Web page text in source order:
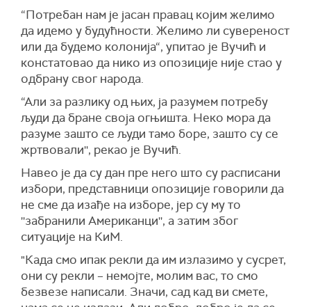
“Потребан нам је јасан правац којим желимо
да идемо у будућности. Желимо ли сувереност
или да будемо колонија“, упитао је Вучић и
констатовао да нико из опозиције није стао у
одбрану свог народа.
“Али за разлику од њих, ја разумем потребу
људи да бране своја огњишта. Неко мора да
разуме зашто се људи тамо боре, зашто су се
жртвовали'', рекао је Вучић.
Навео је да су дан пре него што су расписани
избори, представници опозиције говорили да
не сме да изађе на изборе, јер су му то
''забранили Американци'', а затим због
ситуације на КиМ.
"Када смо ипак рекли да им излазимо у сусрет,
они су рекли – немојте, молим вас, то смо
безвезе написали. Значи, сад кад ви смете,